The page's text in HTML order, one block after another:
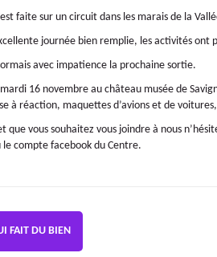
faite sur un circuit dans les marais de la
journée bien remplie, les activités ont
avec impatience la prochaine sortie.
16 novembre au château musée de
à réaction, maquettes d’avions et de
que vous souhaitez vous joindre à nous
compte facebook du Centre.
FAIT DU BIEN